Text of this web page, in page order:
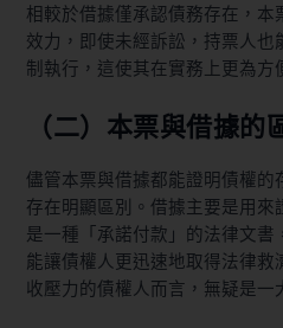
相較於借據僅承認債務存在，本
效力，即使未經訴訟，持票人
制執行，這使其在實務上更為方
（二）本票與借據的
儘管本票與借據都能證明債權的
存在明顯區別。借據主要是用來
是一種「承諾付款」的法律文
能讓債權人更迅速地取得法律救
收壓力的債權人而言，無疑是一